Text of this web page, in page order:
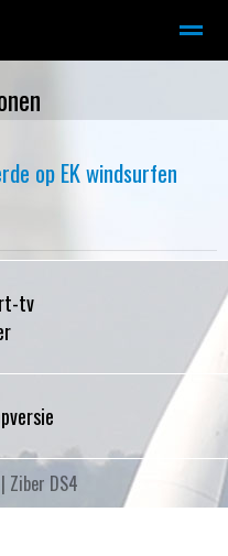
Bellen Zoeken
op EK windsurfen
tv
Ziber DS4